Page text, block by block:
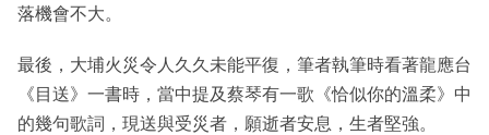
落機會不大。
最後，大埔火災令人久久未能平復，筆者執筆時看著龍應台
《目送》一書時，當中提及蔡琴有一歌《恰似你的溫柔》中
的幾句歌詞，現送與受災者，願逝者安息，生者堅強。